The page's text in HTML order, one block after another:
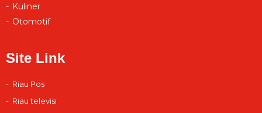
Kuliner
Otomotif
Site Link
Riau Pos
Riau televisi